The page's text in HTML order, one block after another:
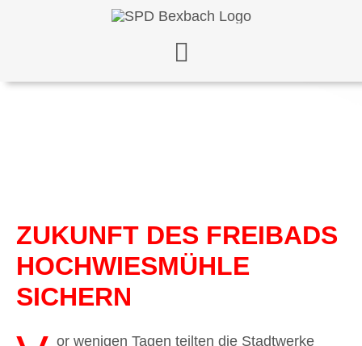
ZUKUNFT DES FREIBADS
HOCHWIESMÜHLE
SICHERN
or wenigen Tagen teilten die Stadtwerke